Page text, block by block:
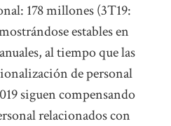
178 millones (3T19:
estables en
al tiempo que las
de personal
siguen compensando
relacionados con